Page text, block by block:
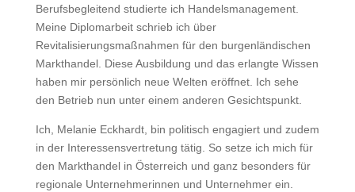
Berufsbegleitend studierte ich Handelsmanagement.
Meine Diplomarbeit schrieb ich über
Revitalisierungsmaßnahmen für den burgenländischen
Markthandel. Diese Ausbildung und das erlangte Wissen
haben mir persönlich neue Welten eröffnet. Ich sehe
den Betrieb nun unter einem anderen Gesichtspunkt.
Ich, Melanie Eckhardt, bin politisch engagiert und zudem
in der Interessensvertretung tätig. So setze ich mich für
den Markthandel in Österreich und ganz besonders für
regionale Unternehmerinnen und Unternehmer ein.